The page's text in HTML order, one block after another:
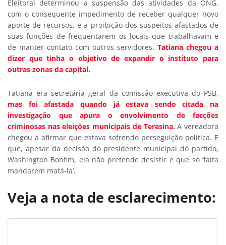
Eleitoral determinou a suspensão das atividades da ONG,
com o consequente impedimento de receber qualquer novo
aporte de recursos, e a proibição dos suspeitos afastados de
suas funções de frequentarem os locais que trabalhavam e
de manter contato com outros servidores. Tatiana chegou a
dizer que tinha o objetivo de expandir o instituto para
outras zonas da capital.
Tatiana era secretária geral da comissão executiva do PSB,
mas foi afastada quando já estava sendo citada na
investigação que apura o envolvimento de facções
criminosas nas eleições municipais de Teresina. A vereadora
chegou a afirmar que estava sofrendo perseguição política. E
que, apesar da decisão do presidente municipal do partido,
Washington Bonfim, ela não pretende desistir e que só ‘falta
mandarem matá-la’.
Veja a nota de esclarecimento: